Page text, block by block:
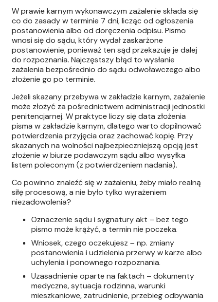
W prawie karnym wykonawczym zażalenie składa się
co do zasady w terminie 7 dni, licząc od ogłoszenia
postanowienia albo od doręczenia odpisu. Pismo
wnosi się do sądu, który wydał zaskarżone
postanowienie, ponieważ ten sąd przekazuje je dalej
do rozpoznania. Najczęstszy błąd to wysłanie
zażalenia bezpośrednio do sądu odwoławczego albo
złożenie go po terminie.
Jeżeli skazany przebywa w zakładzie karnym, zażalenie
może złożyć za pośrednictwem administracji jednostki
penitencjarnej. W praktyce liczy się data złożenia
pisma w zakładzie karnym, dlatego warto dopilnować
potwierdzenia przyjęcia oraz zachować kopię. Przy
skazanych na wolności najbezpieczniejszą opcją jest
złożenie w biurze podawczym sądu albo wysyłka
listem poleconym (z potwierdzeniem nadania).
Co powinno znaleźć się w zażaleniu, żeby miało realną
siłę procesową, a nie było tylko wyrażeniem
niezadowolenia?
Oznaczenie sądu i sygnatury akt – bez tego
pismo może krążyć, a termin nie poczeka.
Wniosek, czego oczekujesz – np. zmiany
postanowienia i udzielenia przerwy w karze albo
uchylenia i ponownego rozpoznania.
Uzasadnienie oparte na faktach – dokumenty
medyczne, sytuacja rodzinna, warunki
mieszkaniowe, zatrudnienie, przebieg odbywania